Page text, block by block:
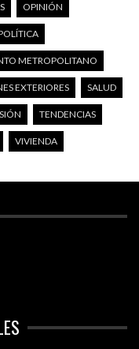
OPINIÓN
METROPOLITANO
EXTERIORES SALUD
TENDENCIAS
VIVIENDA